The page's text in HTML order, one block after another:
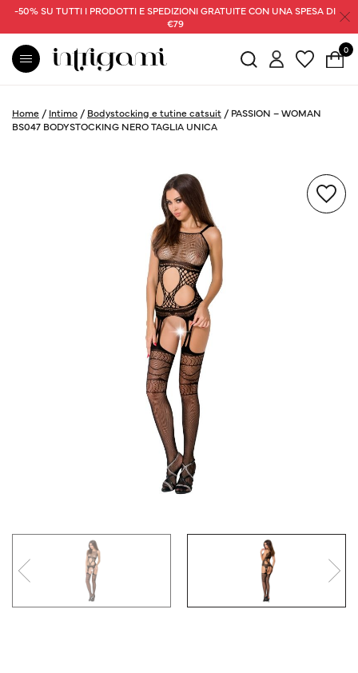
-50% SU TUTTI I PRODOTTI E SPEDIZIONI GRATUITE CON UNA SPESA DI
€79
0
Home / Intimo / Bodystocking e tutine catsuit / PASSION – WOMAN
BS047 BODYSTOCKING NERO TAGLIA UNICA